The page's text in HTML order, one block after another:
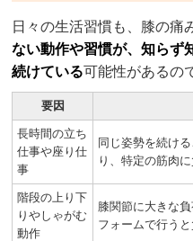
日々の生活習慣も、膝の痛
ない動作や習慣が、知らず
続けている可能性があるの
要因
長時間の立ち
仕事や座り仕
事
同じ姿勢を続け
り、特定の筋肉
階段の上り下
りやしゃがむ
動作
膝関節に大きな
フォームで行うと